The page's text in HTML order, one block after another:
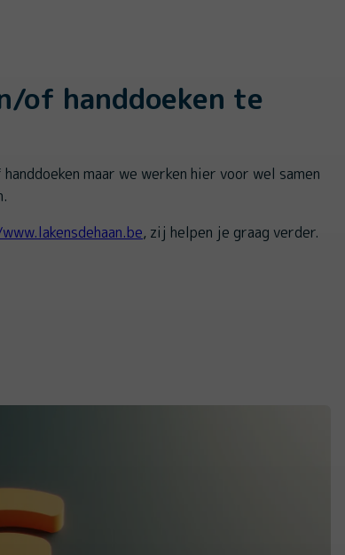
of handdoeken te
maar we werken hier voor wel samen
, zij helpen je graag verder.